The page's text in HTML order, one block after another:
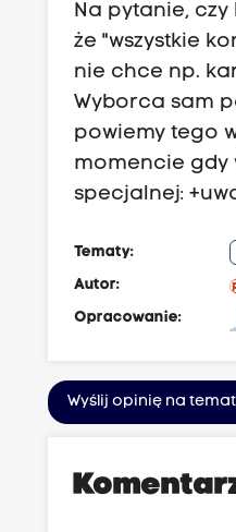
Na pytanie,
że "wszystkie
nie chce np.
Wyborca sam
powiemy tego
momencie gdy
specjalnej:
Tematy:
Autor:
Opracowanie:
Wyślij opinię na temat